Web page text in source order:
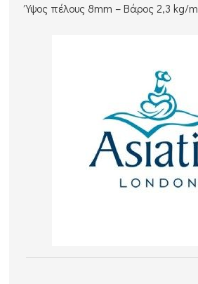
Ύψος πέλους 8mm – Βάρος 2,3 kg/